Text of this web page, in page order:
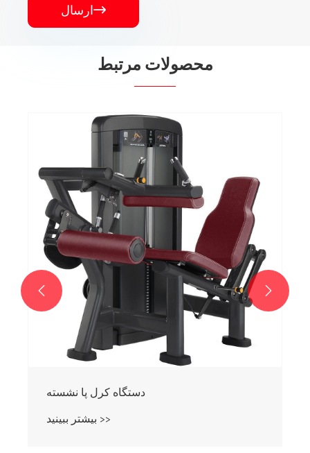
ارسال
محصولات مرتبط
دستگاه کرل پا نشسته
بیشتر ببینید >>
 